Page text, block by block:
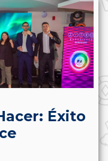
Éxito